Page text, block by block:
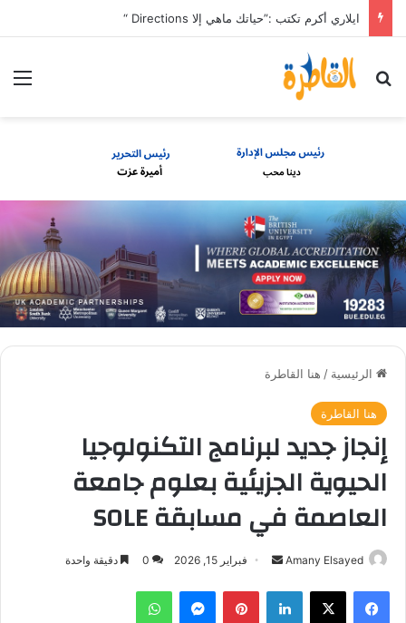
ايلاري أكرم تكتب :”حياتك ماهي إلا Directions “
بحث عن
الرئيسية / هنا القاطرة
هنا القاطرة
إنجاز جديد لبرنامج التكنولوجيا
الحيوية الجزيئية بعلوم جامعة
العاصمة في مسابقة SOLE
Amany Elsayed
أرسل
إلكترونيا
فبراير 15, 2026 0 دقيقة واحدة
فيسبوك ‫X لينكدإن بينتيريستماسنجر واتساب